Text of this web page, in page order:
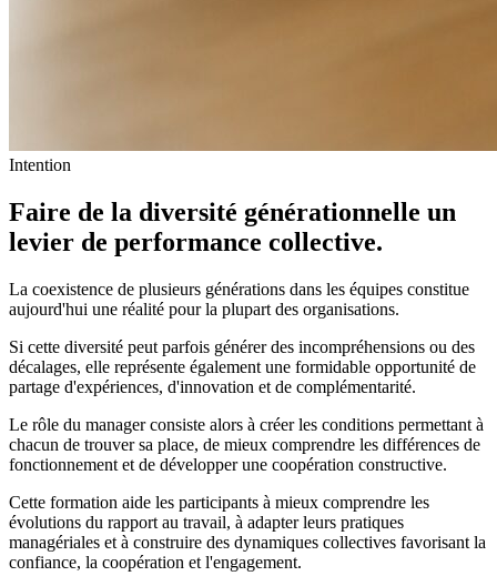
Intention
Faire de la diversité générationnelle un
levier de performance collective.
La coexistence de plusieurs générations dans les équipes constitue
aujourd'hui une réalité pour la plupart des organisations.
Si cette diversité peut parfois générer des incompréhensions ou des
décalages, elle représente également une formidable opportunité de
partage d'expériences, d'innovation et de complémentarité.
Le rôle du manager consiste alors à créer les conditions permettant à
chacun de trouver sa place, de mieux comprendre les différences de
fonctionnement et de développer une coopération constructive.
Cette formation aide les participants à mieux comprendre les
évolutions du rapport au travail, à adapter leurs pratiques
managériales et à construire des dynamiques collectives favorisant la
confiance, la coopération et l'engagement.